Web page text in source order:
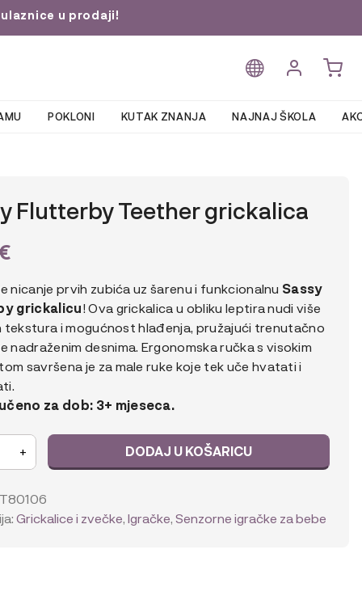
ulaznice u prodaji!
POKLONI KUTAK ZNANJA NAJNAJ ŠKOLA
Flutterby Teether grickalica
€
nicanje prvih zubića uz šarenu i funkcionalnu Sassy
grickalicu! Ova grickalica u obliku leptira nudi više
tekstura i mogućnost hlađenja, pružajući trenutačno
nadraženim desnima. Ergonomska ručka s visokim
savršena je za male ruke koje tek uče hvatati i
za dob: 3+ mjeseca.
+ DODAJ U KOŠARICU
Grickalice i zvečke,Igračke,Senzorne igračke za bebe